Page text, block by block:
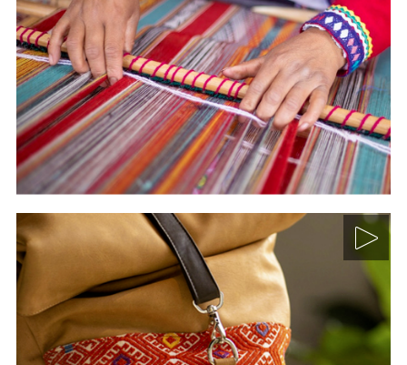
Los tejidos del Perú antiguo:
sofisticaciones y belleza
Curso: Historia de la pintura mural. Módulo III. La
pintura mexicana en el siglo XX